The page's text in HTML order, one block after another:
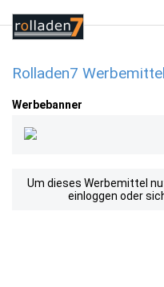
Rolladen7
Werbebanner
Um dieses Werbemittel
einloggen oder